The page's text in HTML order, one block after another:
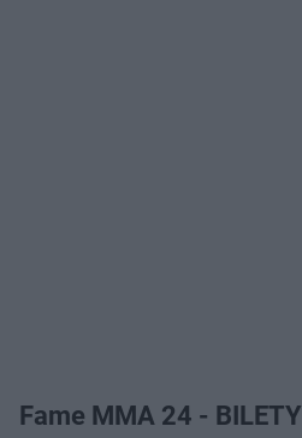
Fame MMA 24 - BILETY